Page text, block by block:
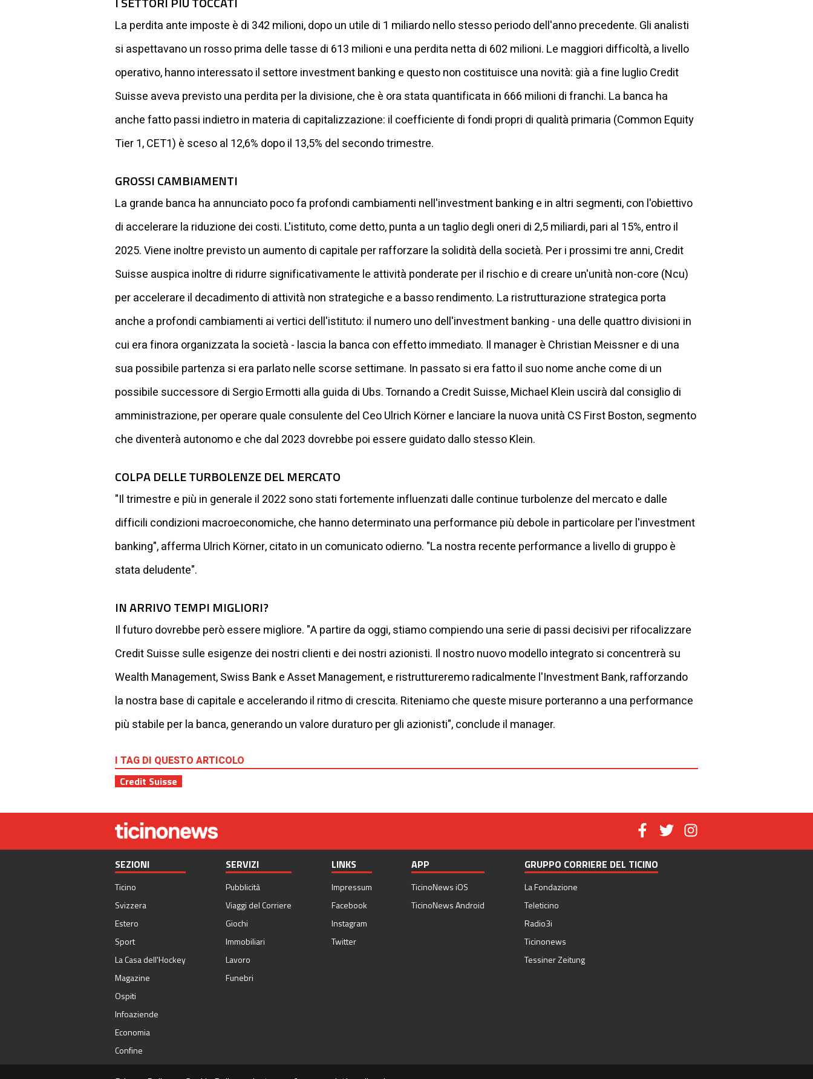
La perdita ante imposte è di 342 milioni, dopo un utile di 1 miliardo nello stesso periodo dell'anno precedente. Gli analisti
si aspettavano un rosso prima delle tasse di 613 milioni e una perdita netta di 602 milioni. Le maggiori difficoltà, a livello
operativo, hanno interessato il settore investment banking e questo non costituisce una novità: già a fine luglio Credit
Suisse aveva previsto una perdita per la divisione, che è ora stata quantificata in 666 milioni di franchi. La banca ha
anche fatto passi indietro in materia di capitalizzazione: il coefficiente di fondi propri di qualità primaria (Common Equity
Tier 1, CET1) è sceso al 12,6% dopo il 13,5% del secondo trimestre.
GROSSI CAMBIAMENTI
La grande banca ha annunciato poco fa profondi cambiamenti nell'investment banking e in altri segmenti, con l'obiettivo
di accelerare la riduzione dei costi. L'istituto, come detto, punta a un taglio degli oneri di 2,5 miliardi, pari al 15%, entro il
2025. Viene inoltre previsto un aumento di capitale per rafforzare la solidità della società. Per i prossimi tre anni, Credit
Suisse auspica inoltre di ridurre significativamente le attività ponderate per il rischio e di creare un'unità non-core (Ncu)
per accelerare il decadimento di attività non strategiche e a basso rendimento. La ristrutturazione strategica porta
anche a profondi cambiamenti ai vertici dell'istituto: il numero uno dell'investment banking - una delle quattro divisioni in
cui era finora organizzata la società - lascia la banca con effetto immediato. Il manager è Christian Meissner e di una
sua possibile partenza si era parlato nelle scorse settimane. In passato si era fatto il suo nome anche come di un
possibile successore di Sergio Ermotti alla guida di Ubs. Tornando a Credit Suisse, Michael Klein uscirà dal consiglio di
amministrazione, per operare quale consulente del Ceo Ulrich Körner e lanciare la nuova unità CS First Boston, segmento
che diventerà autonomo e che dal 2023 dovrebbe poi essere guidato dallo stesso Klein.
COLPA DELLE TURBOLENZE DEL MERCATO
"Il trimestre e più in generale il 2022 sono stati fortemente influenzati dalle continue turbolenze del mercato e dalle
difficili condizioni macroeconomiche, che hanno determinato una performance più debole in particolare per l'investment
banking", afferma Ulrich Körner, citato in un comunicato odierno. "La nostra recente performance a livello di gruppo è
stata deludente".
IN ARRIVO TEMPI MIGLIORI?
Il futuro dovrebbe però essere migliore. "A partire da oggi, stiamo compiendo una serie di passi decisivi per rifocalizzare
Credit Suisse sulle esigenze dei nostri clienti e dei nostri azionisti. Il nostro nuovo modello integrato si concentrerà su
Wealth Management, Swiss Bank e Asset Management, e ristruttureremo radicalmente l'Investment Bank, rafforzando
la nostra base di capitale e accelerando il ritmo di crescita. Riteniamo che queste misure porteranno a una performance
più stabile per la banca, generando un valore duraturo per gli azionisti", conclude il manager.
I TAG DI QUESTO ARTICOLO
Credit Suisse
SEZIONI
Ticino
Svizzera
Estero
Sport
La Casa dell'Hockey
Magazine
Ospiti
Infoaziende
Economia
Confine
SERVIZI
Pubblicità
Viaggi del Corriere
Giochi
Immobiliari
Lavoro
Funebri
LINKS
Impressum
Facebook
Instagram
Twitter
APP
TicinoNews iOS
TicinoNews Android
GRUPPO CORRIERE DEL TICINO
La Fondazione
Teleticino
Radio3i
Ticinonews
Tessiner Zeitung